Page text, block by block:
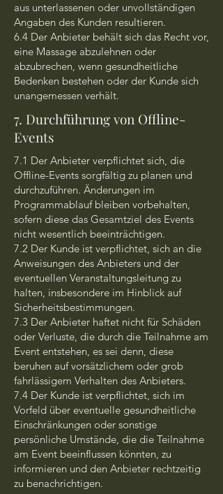
aus unterlassenen oder unvollständigen
Angaben des Kunden resultieren.
6.4 Der Anbieter behält sich das Recht vor,
eine Massage abzulehnen oder
abzubrechen, wenn gesundheitliche
Bedenken bestehen oder der Kunde sich
unangemessen verhält.
7. Durchführung von Offline-
Events
7.1 Der Anbieter verpflichtet sich, die
Offline-Events sorgfältig zu planen und
durchzuführen. Änderungen im
Programmablauf bleiben vorbehalten,
sofern diese das Gesamtziel des Events
nicht wesentlich beeinträchtigen.
7.2 Der Kunde ist verpflichtet, sich an die
Anweisungen des Anbieters und der
eventuellen Veranstaltungsleitung zu
halten, insbesondere im Hinblick auf
Sicherheitsbestimmungen.
7.3 Der Anbieter haftet nicht für Schäden
oder Verluste, die durch die Teilnahme am
Event entstehen, es sei denn, diese
beruhen auf vorsätzlichem oder grob
fahrlässigem Verhalten des Anbieters.
7.4 Der Kunde ist verpflichtet, sich im
Vorfeld über eventuelle gesundheitliche
Einschränkungen oder sonstige
persönliche Umstände, die die Teilnahme
am Event beeinflussen könnten, zu
informieren und den Anbieter rechtzeitig
zu benachrichtigen.